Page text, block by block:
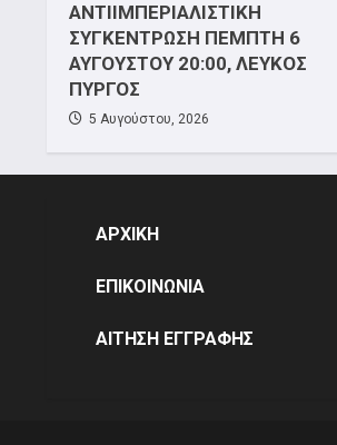
ΑΝΤΙΙΜΠΕΡΙΑΛΙΣΤΙΚΗ
ΣΥΓΚΕΝΤΡΩΣΗ ΠΕΜΠΤΗ 6
ΑΥΓΟΥΣΤΟΥ 20:00, ΛΕΥΚΟΣ
ΠΥΡΓΟΣ
5 Αυγούστου, 2026
ΑΡΧΙΚΗ
ΕΠΙΚΟΙΝΩΝΙΑ
ΑΙΤΗΣΗ ΕΓΓΡΑΦΗΣ